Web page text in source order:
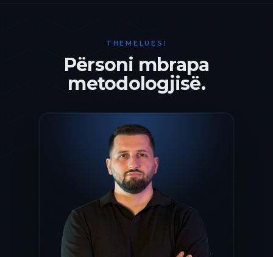
THEMELUESI
Përsoni mbrapa
metodologjisë.